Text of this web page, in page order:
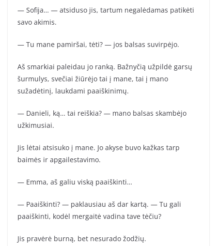
— Sofija… — atsiduso jis, tartum negalėdamas patikėti
savo akimis.
— Tu mane pamiršai, tėti? — jos balsas suvirpėjo.
Aš smarkiai paleidau jo ranką. Bažnyčią užpildė garsų
šurmulys, svečiai žiūrėjo tai į mane, tai į mano
sužadėtinį, laukdami paaiškinimų.
— Danieli, ką… tai reiškia? — mano balsas skambėjo
užkimusiai.
Jis lėtai atsisuko į mane. Jo akyse buvo kažkas tarp
baimės ir apgailestavimo.
— Emma, aš galiu viską paaiškinti…
— Paaiškinti? — paklausiau aš dar kartą. — Tu gali
paaiškinti, kodėl mergaitė vadina tave tėčiu?
Jis pravėrė burną, bet nesurado žodžių.